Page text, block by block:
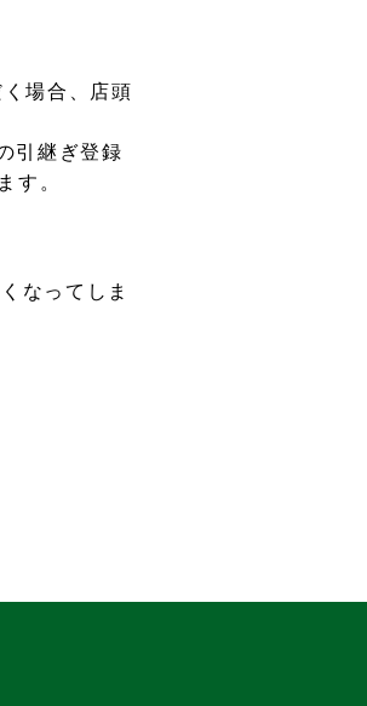
場合、店頭
引継ぎ登録
す。
なってしま